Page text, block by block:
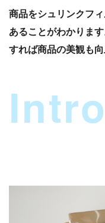
商品をシュリンクフ
あることがわかりま
すれば商品の美観も向